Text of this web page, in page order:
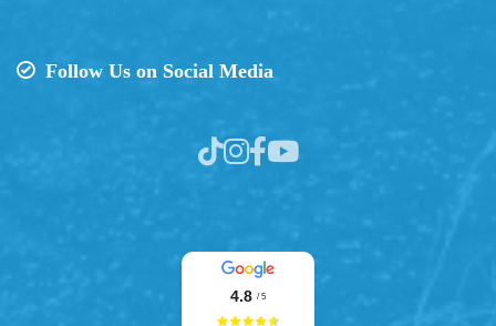
Follow Us on Social Media
4.8 / 5